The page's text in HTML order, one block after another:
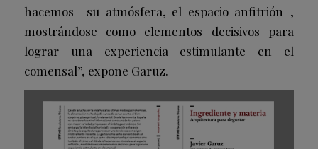
hacemos –su atmósfera, el espacio anfitrión–,
mostrándose como elementos decisivos para
lograr una experiencia estimulante en el
comensal”, expone Garuz.